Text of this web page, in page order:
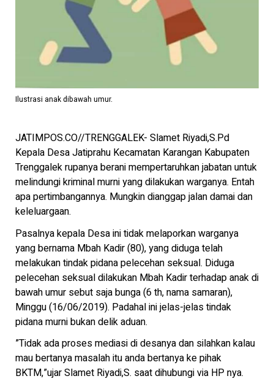
Ilustrasi anak dibawah umur.
JATIMPOS.CO//TRENGGALEK- Slamet Riyadi,S.Pd
Kepala Desa Jatiprahu Kecamatan Karangan Kabupaten
Trenggalek rupanya berani mempertaruhkan jabatan untuk
melindungi kriminal murni yang dilakukan warganya. Entah
apa pertimbangannya. Mungkin dianggap jalan damai dan
keleluargaan.
Pasalnya kepala Desa ini tidak melaporkan warganya
yang bernama Mbah Kadir (80), yang diduga telah
melakukan tindak pidana pelecehan seksual. Diduga
pelecehan seksual dilakukan Mbah Kadir terhadap anak di
bawah umur sebut saja bunga (6 th, nama samaran),
Minggu (16/06/2019). Padahal ini jelas-jelas tindak
pidana murni bukan delik aduan.
”Tidak ada proses mediasi di desanya dan silahkan kalau
mau bertanya masalah itu anda bertanya ke pihak
BKTM,”ujar Slamet Riyadi,S. saat dihubungi via HP nya.